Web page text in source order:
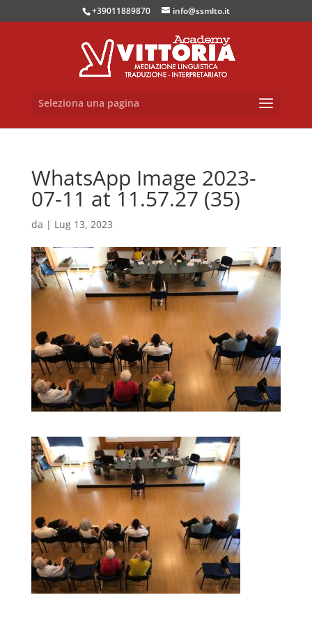
+39011889870 info@ssmlto.it
Seleziona una pagina
WhatsApp Image 2023-
07-11 at 11.57.27 (35)
da | Lug 13, 2023